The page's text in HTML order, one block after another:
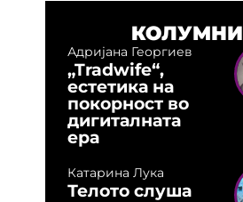
КОЛУМНИ
Адријана Георгиев
„Tradwife“,
естетика на
покорност во
дигиталната
ера
Катарина Лука
Телото слуша